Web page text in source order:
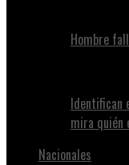
Hombre
Identifican
mira
Nacionales